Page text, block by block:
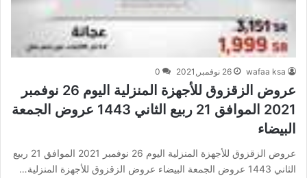
wafaa ksa 26 نوفمبر,2021 0
عروض الزقزوق للأجهزة المنزلية اليوم 26 نوفمبر
2021 الموافق 21 ربيع الثاني 1443 عروض الجمعة
البيضاء
عروض الزقزوق للأجهزة المنزلية اليوم 26 نوفمبر 2021 الموافق 21 ربيع
الثاني 1443 عروض الجمعة البيضاء عروض الزقزوق للأجهزة المنزلية…